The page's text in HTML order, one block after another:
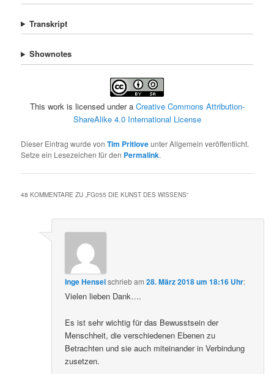
Transkript
Shownotes
This work is licensed under a Creative Commons Attribution-
ShareAlike 4.0 International License
Dieser Eintrag wurde vonTim Pritloveunter Allgemein veröffentlicht.
Setze ein Lesezeichen für den Permalink.
48 KOMMENTARE ZU „FG055 DIE KUNST DES WISSENS“
Inge Henselschriebam28. März 2018 um 18:16 Uhr:
Vielen lieben Dank….
Es ist sehr wichtig für das Bewusstsein der
Menschheit, die verschiedenen Ebenen zu
Betrachten und sie auch miteinander in Verbindung
zusetzen.